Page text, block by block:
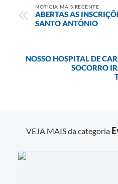
NOTÍCIA MAIS RECENTE
ABERTAS AS
SANTO ANTÔNIO
NOSSO HOSPITAL DE
SOCORRO
VEJA MAIS da categoria